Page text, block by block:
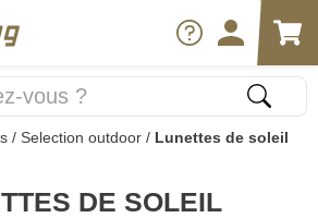
/ Selection outdoor / Lunettes de soleil
DE SOLEIL